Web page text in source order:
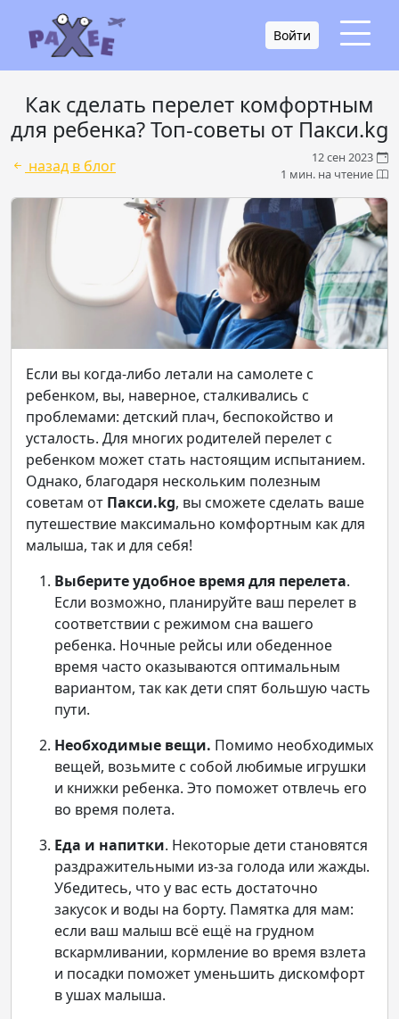
Войти
Как сделать перелет комфортным
для ребенка? Топ-советы от Пакси.kg
назад в блог
12 сен 2023
1 мин. на чтение
Если вы когда-либо летали на самолете с
ребенком, вы, наверное, сталкивались с
проблемами: детский плач, беспокойство и
усталость. Для многих родителей перелет с
ребенком может стать настоящим испытанием.
Однако, благодаря нескольким полезным
советам от Пакси.kg, вы сможете сделать ваше
путешествие максимально комфортным как для
малыша, так и для себя!
Выберите удобное время для перелета.
Если возможно, планируйте ваш перелет в
соответствии с режимом сна вашего
ребенка. Ночные рейсы или обеденное
время часто оказываются оптимальным
вариантом, так как дети спят большую часть
пути.
Необходимые вещи. Помимо необходимых
вещей, возьмите с собой любимые игрушки
и книжки ребенка. Это поможет отвлечь его
во время полета.
Еда и напитки. Некоторые дети становятся
раздражительными из-за голода или жажды.
Убедитесь, что у вас есть достаточно
закусок и воды на борту. Памятка для мам:
если ваш малыш всё ещё на грудном
вскармливании, кормление во время взлета
и посадки поможет уменьшить дискомфорт
в ушах малыша.